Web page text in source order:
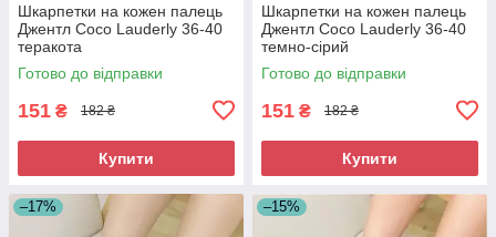
Шкарпетки на кожен палець
Джентл Coco Lauderly 36-40
теракота
Готово до відправки
151 ₴ 182 ₴
Купити
Шкарпетки на кожен палець
Джентл Coco Lauderly 36-40
темно-сірий
Готово до відправки
151 ₴ 182 ₴
Купити
–17% –15%